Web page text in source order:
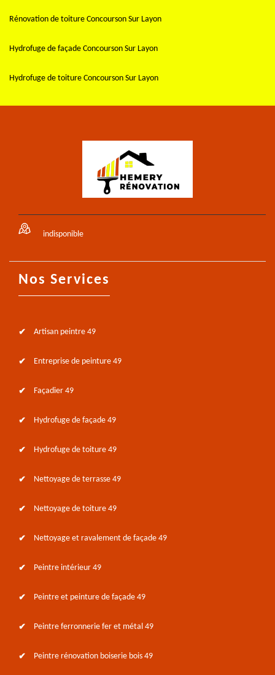
Rénovation de toiture Concourson Sur Layon
Hydrofuge de façade Concourson Sur Layon
Hydrofuge de toiture Concourson Sur Layon
indisponible
Nos Services
Artisan peintre 49
Entreprise de peinture 49
Façadier 49
Hydrofuge de façade 49
Hydrofuge de toiture 49
Nettoyage de terrasse 49
Nettoyage de toiture 49
Nettoyage et ravalement de façade 49
Peintre intérieur 49
Peintre et peinture de façade 49
Peintre ferronnerie fer et métal 49
Peintre rénovation boiserie bois 49